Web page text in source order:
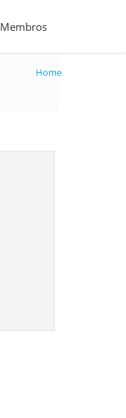
Membros
Home